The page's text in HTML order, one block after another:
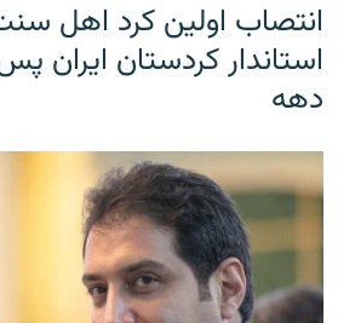
انتصاب اولین کرد اهل
استاندار کردستان ایران
دهه